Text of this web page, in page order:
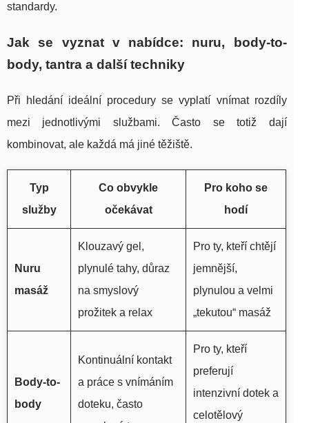
standardy.
Jak se vyznat v nabídce: nuru, body-to-
body, tantra a další techniky
Při hledání ideální procedury se vyplatí vnímat rozdíly
mezi jednotlivými službami. Často se totiž dají
kombinovat, ale každá má jiné těžiště.
Typ
služby
Co obvykle
očekávat
Pro koho se
hodí
Nuru
masáž
Klouzavý gel,
plynulé tahy, důraz
na smyslový
prožitek a relax
Pro ty, kteří chtějí
jemnější,
plynulou a velmi
„tekutou“ masáž
Body-to-
body
Kontinuální kontakt
a práce s vnímáním
doteku, často
Pro ty, kteří
preferují
intenzivní dotek a
celotělový